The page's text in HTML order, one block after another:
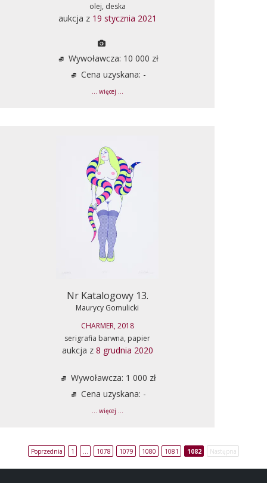
olej, deska
aukcja z 19 stycznia 2021
Wywoławcza: 10 000 zł
Cena uzyskana: -
... więcej ...
Nr Katalogowy 13.
Maurycy Gomulicki
CHARMER, 2018
serigrafia barwna, papier
aukcja z 8 grudnia 2020
Wywoławcza: 1 000 zł
Cena uzyskana: -
... więcej ...
Poprzednia 1 1078 1079 1080 1081 1082 Następna